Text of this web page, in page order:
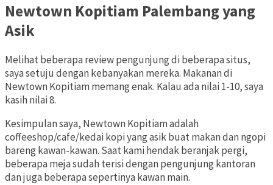
Newtown Kopitiam Palembang yang
Asik
Melihat beberapa review pengunjung di beberapa situs,
saya setuju dengan kebanyakan mereka. Makanan di
Newtown Kopitiam memang enak. Kalau ada nilai 1-10, saya
kasih nilai 8.
Kesimpulan saya, Newtown Kopitiam adalah
coffeeshop/cafe/kedai kopi yang asik buat makan dan ngopi
bareng kawan-kawan. Saat kami hendak beranjak pergi,
beberapa meja sudah terisi dengan pengunjung kantoran
dan juga beberapa sepertinya kawan main.